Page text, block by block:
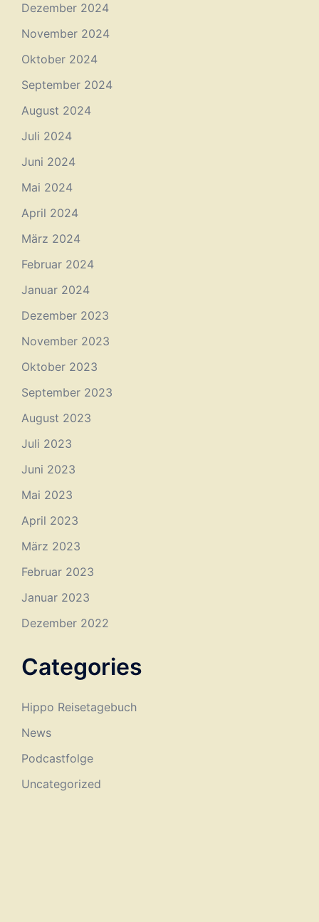
Dezember 2024
November 2024
Oktober 2024
September 2024
August 2024
Juli 2024
Juni 2024
Mai 2024
April 2024
März 2024
Februar 2024
Januar 2024
Dezember 2023
November 2023
Oktober 2023
September 2023
August 2023
Juli 2023
Juni 2023
Mai 2023
April 2023
März 2023
Februar 2023
Januar 2023
Dezember 2022
Categories
Hippo Reisetagebuch
News
Podcastfolge
Uncategorized